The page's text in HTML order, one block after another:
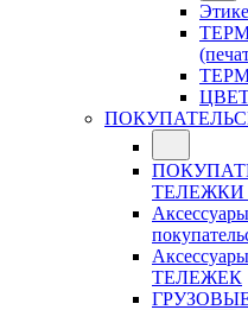
ТЕЛЕЖКИ
ТЕЛЕЖЕК
ГРУЗОВЫЕ